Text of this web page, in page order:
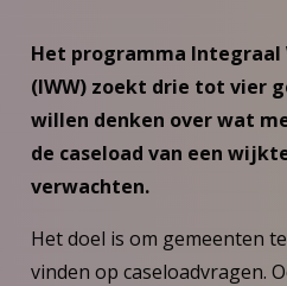
Het programma Integraal
(IWW) zoekt drie tot vier
willen denken over wat
de caseload van een
verwachten.
Het doel is om gemeenten
vinden op caseloadvragen.